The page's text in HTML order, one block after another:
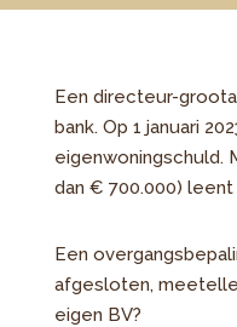
Een directeur-
bank. Op 1 januari
eigenwoningschuld.
dan € 700.000) leent
Een
afgesloten,
eigen BV?